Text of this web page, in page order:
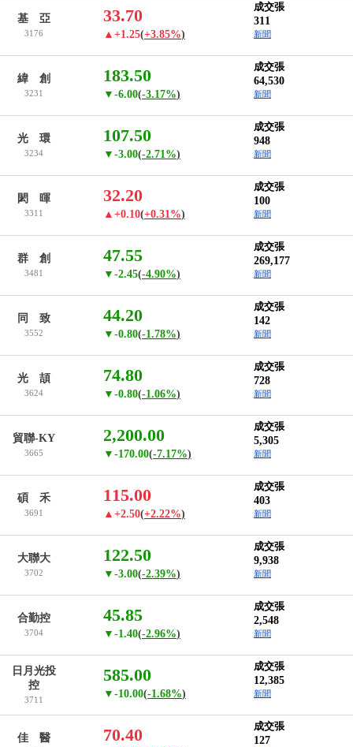
基 亞
3176
33.70
▲+1.25(+3.85%)
成交張
311
新聞
緯 創
3231
183.50
▼-6.00(-3.17%)
成交張
64,530
新聞
光 環
3234
107.50
▼-3.00(-2.71%)
成交張
948
新聞
閎 暉
3311
32.20
▲+0.10(+0.31%)
成交張
100
新聞
群 創
3481
47.55
▼-2.45(-4.90%)
成交張
269,177
新聞
同 致
3552
44.20
▼-0.80(-1.78%)
成交張
142
新聞
光 頡
3624
74.80
▼-0.80(-1.06%)
成交張
728
新聞
貿聯-KY
3665
2,200.00
▼-170.00(-7.17%)
成交張
5,305
新聞
碩 禾
3691
115.00
▲+2.50(+2.22%)
成交張
403
新聞
大聯大
3702
122.50
▼-3.00(-2.39%)
成交張
9,938
新聞
合勤控
3704
45.85
▼-1.40(-2.96%)
成交張
2,548
新聞
日月光投
控
3711
585.00
▼-10.00(-1.68%)
成交張
12,385
新聞
佳 醫 70.40 成交張
127